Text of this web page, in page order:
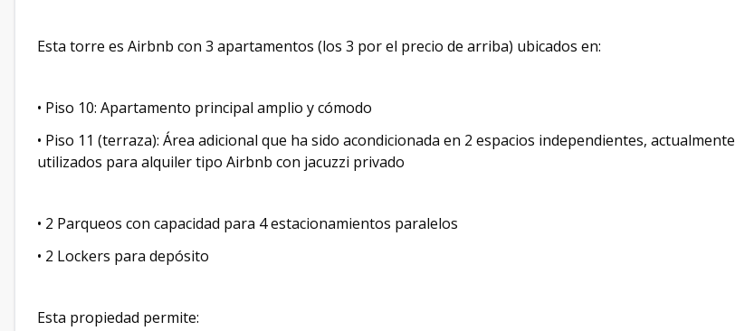
Esta torre es Airbnb con 3 apartamentos (los 3 por el precio de arriba) ubicados en:
• Piso 10: Apartamento principal amplio y cómodo
• Piso 11 (terraza): Área adicional que ha sido acondicionada en 2 espacios independientes, actualmente
utilizados para alquiler tipo Airbnb con jacuzzi privado
• 2 Parqueos con capacidad para 4 estacionamientos paralelos
• 2 Lockers para depósito
Esta propiedad permite: